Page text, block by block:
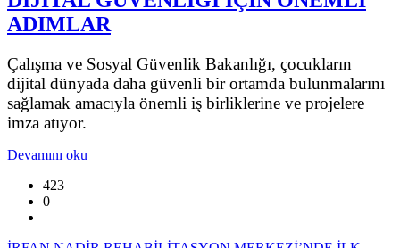
ADIMLAR
Çalışma ve Sosyal Güvenlik Bakanlığı, çocukların
dijital dünyada daha güvenli bir ortamda bulunmalarını
sağlamak amacıyla önemli iş birliklerine ve projelere
imza atıyor.
Devamını oku
423
0